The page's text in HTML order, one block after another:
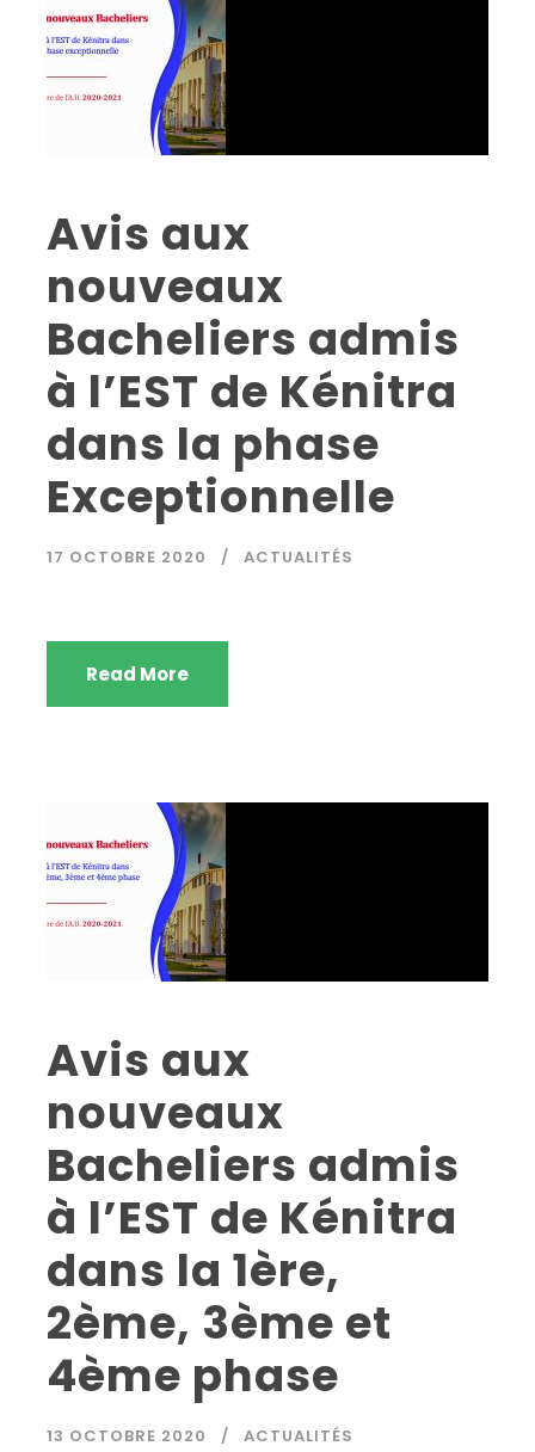
Avis aux
nouveaux
Bacheliers admis
à l’EST de Kénitra
dans la phase
Exceptionnelle
17 OCTOBRE 2020 ACTUALITÉS
Read More
Avis aux
nouveaux
Bacheliers admis
à l’EST de Kénitra
dans la 1ère,
2ème, 3ème et
4ème phase
13 OCTOBRE 2020 ACTUALITÉS